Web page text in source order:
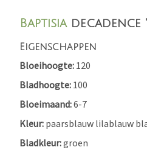
Baptisiadecadence
Eigenschappen
Bloeihoogte 120
Bladhoogte 100
Bloeimaand 6-7
Kleur paarsblauw lilablauw
Bladkleur groen